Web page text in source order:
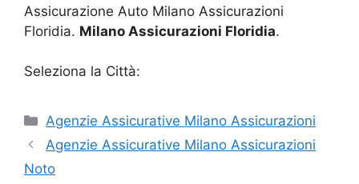
Assicurazione Auto Milano Assicurazioni
Floridia. Milano Assicurazioni Floridia.
Seleziona la Città:
Categorie
Agenzie Assicurative Milano Assicurazioni
Agenzie Assicurative Milano Assicurazioni
Noto